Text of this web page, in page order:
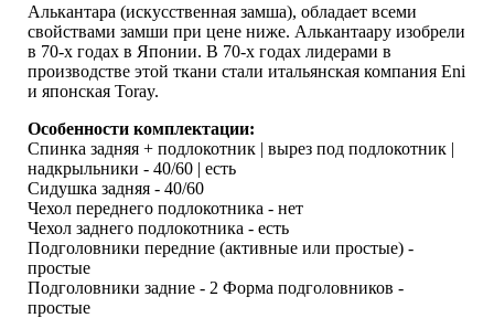
Алькантара (искусственная замша), обладает всеми
свойствами замши при цене ниже. Алькантаару изобрели
в 70-х годах в Японии. В 70-х годах лидерами в
производстве этой ткани стали итальянская компания Eni
и японская Toray.
Особенности комплектации:
Спинка задняя + подлокотник | вырез под подлокотник |
надкрыльники - 40/60 | есть
Сидушка задняя - 40/60
Чехол переднего подлокотника - нет
Чехол заднего подлокотника - есть
Подголовники передние (активные или простые) -
простые
Подголовники задние - 2 Форма подголовников -
простые